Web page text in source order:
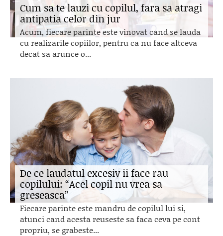
Cum sa te lauzi cu copilul, fara sa atragi
antipatia celor din jur
Acum, fiecare parinte este vinovat cand se lauda
cu realizarile copiilor, pentru ca nu face altceva
decat sa arunce o...
De ce laudatul excesiv ii face rau
copilului: “Acel copil nu vrea sa
greseasca”
Fiecare parinte este mandru de copilul lui si,
atunci cand acesta reuseste sa faca ceva pe cont
propriu, se grabeste...